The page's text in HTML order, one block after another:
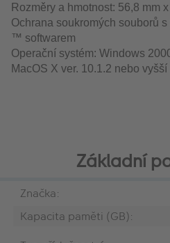
Rozměry a hmotnost: 56,8 mm
Ochrana soukromých souborů
™ softwarem
Operační systém: Windows
MacOS X ver. 10.1.2 nebo vyšší
Základní
Značka:
Kapacita paměti (GB):